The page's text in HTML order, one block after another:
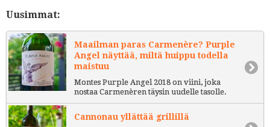
Uusimmat:
Maailman paras Carmenère? Purple
Angel näyttää, miltä huippu todella
maistuu
Montes Purple Angel 2018 on viini, joka
nostaa Carmenèren täysin uudelle tasolle.
Cannonau yllättää grillillä